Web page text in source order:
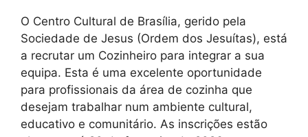
O Centro Cultural de Brasília, gerido pela
Sociedade de Jesus (Ordem dos Jesuítas), está
a recrutar um Cozinheiro para integrar a sua
equipa. Esta é uma excelente oportunidade
para profissionais da área de cozinha que
desejam trabalhar num ambiente cultural,
educativo e comunitário. As inscrições estão